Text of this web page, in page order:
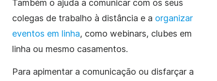
Também o ajuda a comunicar com os seus
colegas de trabalho à distância e a organizar
eventos em linha, como webinars, clubes em
linha ou mesmo casamentos.
Para apimentar a comunicação ou disfarçar a